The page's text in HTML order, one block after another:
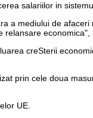
salariilor in
a mediului de afaceri
economica",
creSterii
prin cele doua
UE.